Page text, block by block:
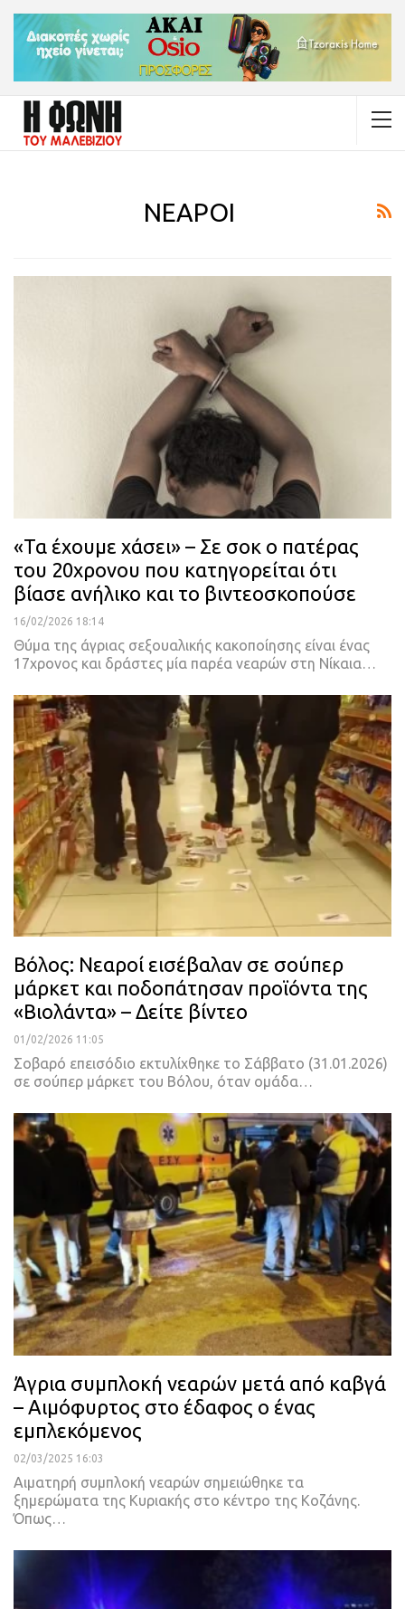
ΝΕΑΡΟΙ
«Τα έχουμε χάσει» – Σε σοκ ο πατέρας
του 20χρονου που κατηγορείται ότι
βίασε ανήλικο και το βιντεοσκοπούσε
16/02/2026 18:14
Θύμα της άγριας σεξουαλικής κακοποίησης είναι ένας
17χρονος και δράστες μία παρέα νεαρών στη Νίκαια…
Βόλος: Νεαροί εισέβαλαν σε σούπερ
μάρκετ και ποδοπάτησαν προϊόντα της
«Βιολάντα» – Δείτε βίντεο
01/02/2026 11:05
Σοβαρό επεισόδιο εκτυλίχθηκε το Σάββατο (31.01.2026)
σε σούπερ μάρκετ του Βόλου, όταν ομάδα…
Άγρια συμπλοκή νεαρών μετά από καβγά
– Αιμόφυρτος στο έδαφος ο ένας
εμπλεκόμενος
02/03/2025 16:03
Αιματηρή συμπλοκή νεαρών σημειώθηκε τα
ξημερώματα της Κυριακής στο κέντρο της Κοζάνης.
Όπως…